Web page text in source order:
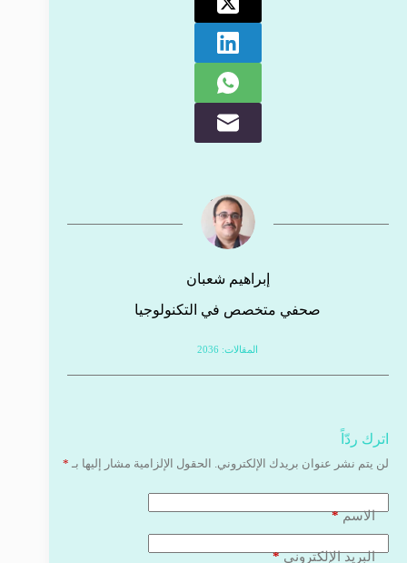
إبراهيم شعبان
صحفي متخصص في التكنولوجيا
المقالات: 2036
اترك ردّاً
لن يتم نشر عنوان بريدك الإلكتروني. الحقول الإلزامية مشار إليها بـ *
الاسم*
البريد الإلكتروني*